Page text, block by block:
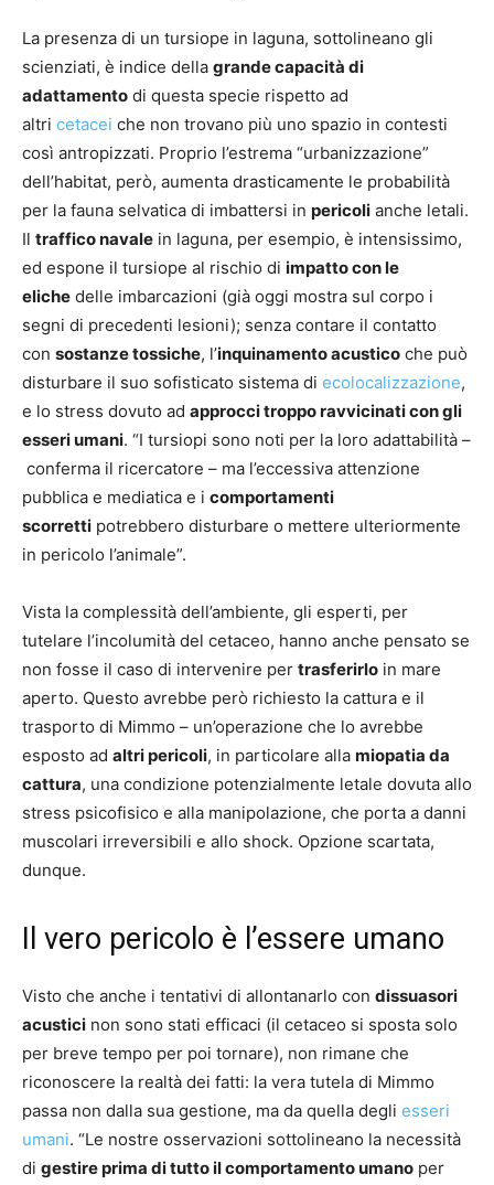
La presenza di un tursiope in laguna, sottolineano gli
scienziati, è indice della grande capacità di
adattamento di questa specie rispetto ad
altri cetacei che non trovano più uno spazio in contesti
così antropizzati. Proprio l’estrema “urbanizzazione”
dell’habitat, però, aumenta drasticamente le probabilità
per la fauna selvatica di imbattersi in pericoli anche letali.
Il traffico navale in laguna, per esempio, è intensissimo,
ed espone il tursiope al rischio di impatto con le
eliche delle imbarcazioni (già oggi mostra sul corpo i
segni di precedenti lesioni); senza contare il contatto
con sostanze tossiche, l’inquinamento acustico che può
disturbare il suo sofisticato sistema di ecolocalizzazione,
e lo stress dovuto ad approcci troppo ravvicinati con gli
esseri umani. “I tursiopi sono noti per la loro adattabilità –
conferma il ricercatore – ma l’eccessiva attenzione
pubblica e mediatica e i comportamenti
scorretti potrebbero disturbare o mettere ulteriormente
in pericolo l’animale”.
Vista la complessità dell’ambiente, gli esperti, per
tutelare l’incolumità del cetaceo, hanno anche pensato se
non fosse il caso di intervenire per trasferirlo in mare
aperto. Questo avrebbe però richiesto la cattura e il
trasporto di Mimmo – un’operazione che lo avrebbe
esposto ad altri pericoli, in particolare alla miopatia da
cattura, una condizione potenzialmente letale dovuta allo
stress psicofisico e alla manipolazione, che porta a danni
muscolari irreversibili e allo shock. Opzione scartata,
dunque.
Il vero pericolo è l’essere umano
Visto che anche i tentativi di allontanarlo con dissuasori
acustici non sono stati efficaci (il cetaceo si sposta solo
per breve tempo per poi tornare), non rimane che
riconoscere la realtà dei fatti: la vera tutela di Mimmo
passa non dalla sua gestione, ma da quella degli esseri
umani. “Le nostre osservazioni sottolineano la necessità
di gestire prima di tutto il comportamento umano per